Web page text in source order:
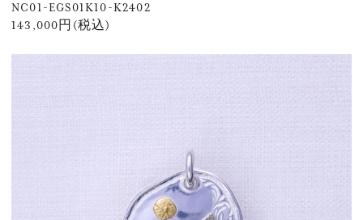
NC01-EGS01K10-K2402
143,000円(税込)